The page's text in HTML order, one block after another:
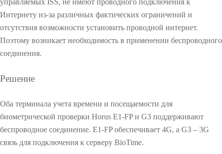
с
i
o
T
m
e
У
п
р
а
в
З
а
м
о
ч
управляемых ISS, не имеют проводного подключения к
Интернету из-за различных фактических ограничений и
отсутствия возможности установить проводной интернет.
Поэтому возникает необходимость в применении беспроводного
соединения.
Решение
Оба терминала учета времени и посещаемости для
биометрической проверки Horus E1-FP и G3 поддерживают
беспроводное соединение. E1-FP обеспечивает 4G, а G3 – 3G
связь для подключения к серверу BioTime.